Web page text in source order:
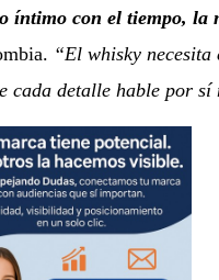
íntimo con el tiempo, la
“El whisky necesita
cada detalle hable por sí